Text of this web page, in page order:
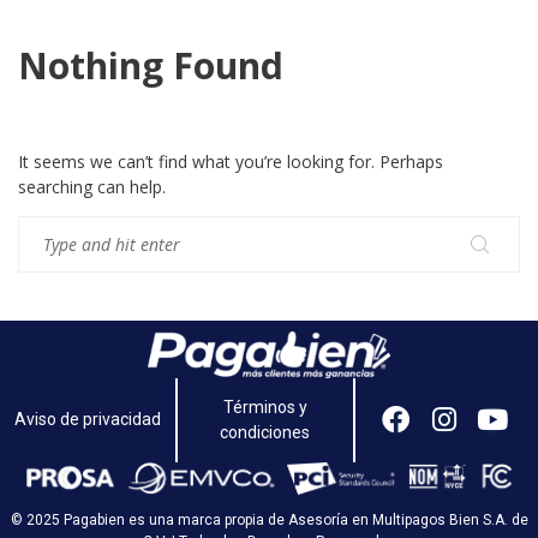
Nothing Found
It seems we can’t find what you’re looking for. Perhaps
searching can help.
Aviso de privacidad
Términos y
condiciones
© 2025 Pagabien es una marca propia de Asesoría en Multipagos Bien S.A. de